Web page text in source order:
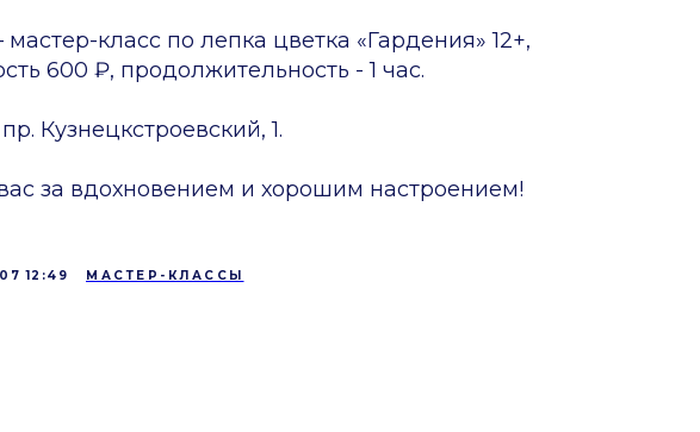
мастер-класс по лепка цветка «Гардения» 12+,
600 ₽, продолжительность - 1 час.
Кузнецкстроевский, 1.
за вдохновением и хорошим настроением!
12:49 МАСТЕР-КЛАССЫ